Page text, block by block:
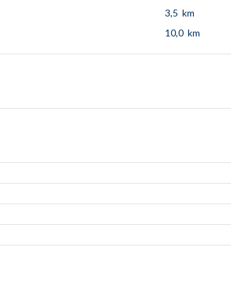
3,5 km
10,0 km